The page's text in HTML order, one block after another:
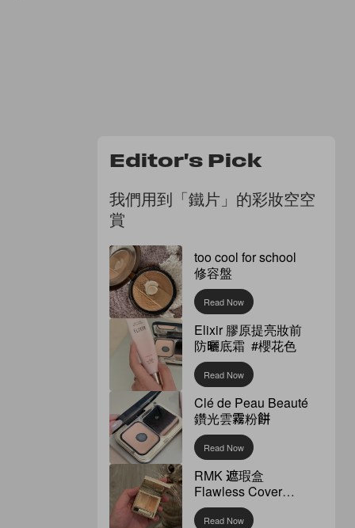
Editor's Pick
我們用到「鐵片」的彩妝空空
賞
too cool for school
修容盤
Read Now
Elixir 膠原提亮妝前
防曬底霜 #櫻花色
Read Now
Clé de Peau Beauté
鑽光雲霧粉餅
Read Now
RMK 遮瑕盒
Flawless Cover
Concealer
Read Now